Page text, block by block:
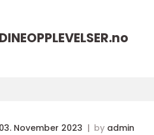
DINEOPPLEVELSER.no
03. November 2023 by admin